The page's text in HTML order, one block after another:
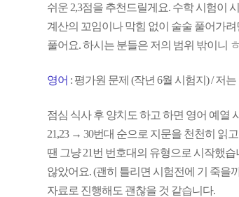
쉬운 2,3점을 추천드릴게요. 수학 시험이
계산의 꼬임이나 막힘 없이 술술 풀어가
풀어요. 하시는 분들은 저의 범위 밖이니
영어 : 평가원 문제 (작년 6월 시험지) / 저
점심 식사 후 양치도 하고 하면 영어 예열
21,23 → 30번대 순으로 지문을 천천히 읽
땐 그냥 21번 번호대의 유형으로 시작했
않았어요. (괜히 틀리면 시험전에 기 죽을
자료로 진행해도 괜찮을 것 같습니다.